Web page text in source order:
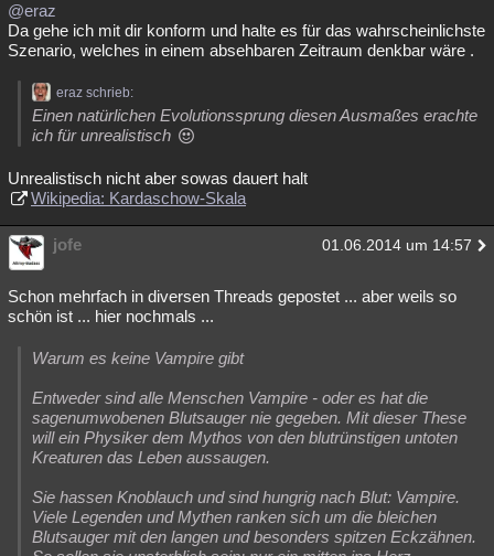
@eraz
Da gehe ich mit dir konform und halte es für das wahrscheinlichste
Szenario, welches in einem absehbaren Zeitraum denkbar wäre .
eraz schrieb:
Einen natürlichen Evolutionssprung diesen Ausmaßes erachte
ich für unrealistisch
Unrealistisch nicht aber sowas dauert halt
Wikipedia: Kardaschow-Skala
jofe 01.06.2014 um 14:57
Schon mehrfach in diversen Threads gepostet ... aber weils so
schön ist ... hier nochmals ...
Warum es keine Vampire gibt
Entweder sind alle Menschen Vampire - oder es hat die
sagenumwobenen Blutsauger nie gegeben. Mit dieser These
will ein Physiker dem Mythos von den blutrünstigen untoten
Kreaturen das Leben aussaugen.
Sie hassen Knoblauch und sind hungrig nach Blut: Vampire.
Viele Legenden und Mythen ranken sich um die bleichen
Blutsauger mit den langen und besonders spitzen Eckzähnen.